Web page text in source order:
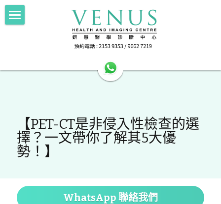
Scan for Hope 送暖計劃
電腦斷層掃描 256 Slice CT
磁力共振掃描 1.5T MRI
超聲波掃描 Ultrasound
FNA/Biopsy 抽取組織
抽取乳房組織 Breast Intervention
Doctor's Area 醫生專區
Female screening 女士健康篩查
Contact Us 聯絡我們
【PET-CT是非侵入性檢查的選
擇？一文帶你了解其5大優
勢！】
WhatsApp 聯絡我們